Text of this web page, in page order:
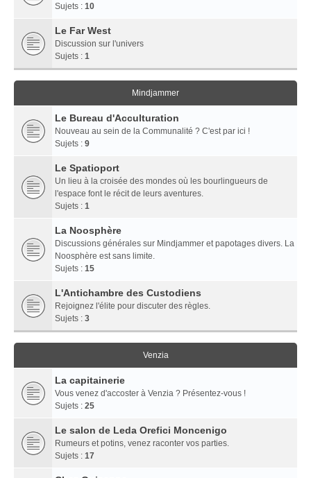
Sujets : 10
Le Far West
Discussion sur l'univers
Sujets : 1
Mindjammer
Le Bureau d'Acculturation
Nouveau au sein de la Communalité ? C'est par ici !
Sujets : 9
Le Spatioport
Un lieu à la croisée des mondes où les bourlingueurs de
l'espace font le récit de leurs aventures.
Sujets : 1
La Noosphère
Discussions générales sur Mindjammer et papotages divers. La
Noosphère est sans limite.
Sujets : 15
L'Antichambre des Custodiens
Rejoignez l'élite pour discuter des règles.
Sujets : 3
Venzia
La capitainerie
Vous venez d'accoster à Venzia ? Présentez-vous !
Sujets : 25
Le salon de Leda Orefici Moncenigo
Rumeurs et potins, venez raconter vos parties.
Sujets : 17